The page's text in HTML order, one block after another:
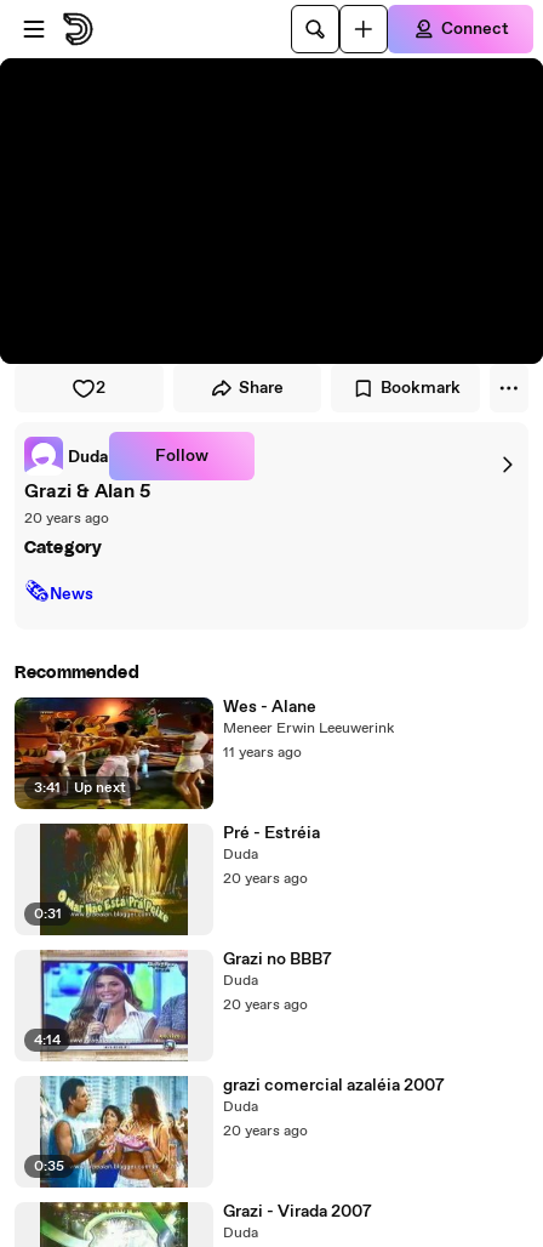
Skip to player
Skip to main content
Connect
2 Share Bookmark
Duda Follow
Grazi & Alan 5
20 years ago
Category
🗞News
Recommended
3:41 | Up next
Wes - Alane
Meneer Erwin Leeuwerink
11 years ago
0:31
Pré - Estréia
Duda
20 years ago
4:14
Grazi no BBB7
Duda
20 years ago
0:35
grazi comercial azaléia 2007
Duda
20 years ago
Grazi - Virada 2007
Duda